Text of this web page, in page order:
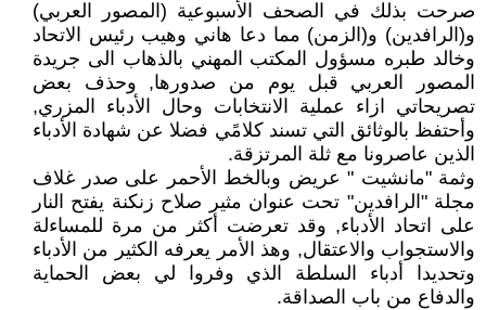
صرحت بذلك في الصحف الأسبوعية (المصور العربي)
و(الرافدين) و(الزمن) مما دعا هاني وهيب رئيس الاتحاد
وخالد طبره مسؤول المكتب المهني بالذهاب الى جريدة
المصور العربي قبل يوم من صدورها, وحذف بعض
تصريحاتي ازاء عملية الانتخابات وحال الأدباء المزري,
وأحتفظ بالوثائق التي تسند كلامًي فضلا عن شهادة الأدباء
الذين عاصرونا مع ثلة المرتزقة.
وثمة "مانشيت " عريض وبالخط الأحمر على صدر غلاف
مجلة "الرافدين" تحت عنوان مثير صلاح زنكنة يفتح النار
على اتحاد الأدباء, وقد تعرضت أكثر من مرة للمساءلة
والاستجواب والاعتقال, وهذ الأمر يعرفه الكثير من الأدباء
وتحديدا أدباء السلطة الذي وفروا لي بعض الحماية
والدفاع من باب الصداقة.